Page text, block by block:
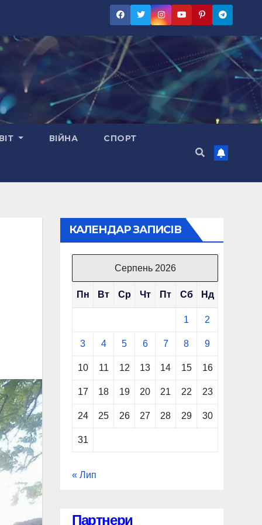
ВІЙНА СПОРТ
КАЛЕНДАР ЗАПИСІВ
Серпень 2026
Пн Вт Ср Чт Пт Сб Нд
1 2
3 4 5 6 7 8 9
10 11 12 13 14 15 16
17 18 19 20 21 22 23
24 25 26 27 28 29 30
31
« Лип
Партнери